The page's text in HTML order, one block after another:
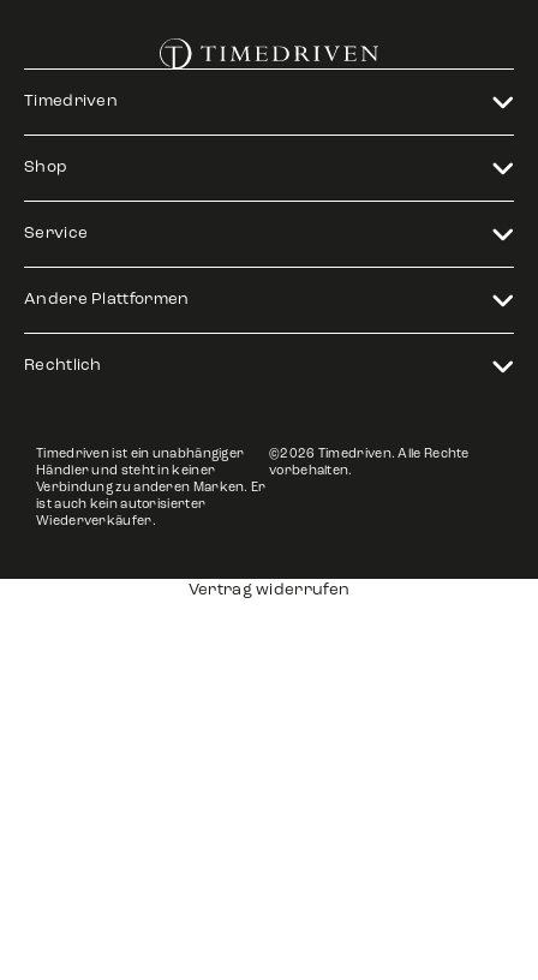
Timedriven
Shop
Service
Andere Plattformen
Rechtlich
Timedriven ist ein unabhängiger
Händler und steht in keiner
Verbindung zu anderen Marken. Er
ist auch kein autorisierter
Wiederverkäufer.
©2026 Timedriven. Alle Rechte
vorbehalten.
Vertrag widerrufen